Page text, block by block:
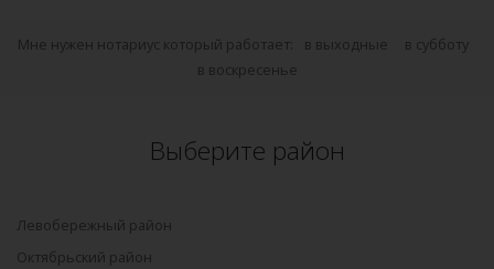
Мне нужен нотариус который работает: в выходные
в субботу
в воскресенье
Выберите район
Левобережный район
Октябрьский район